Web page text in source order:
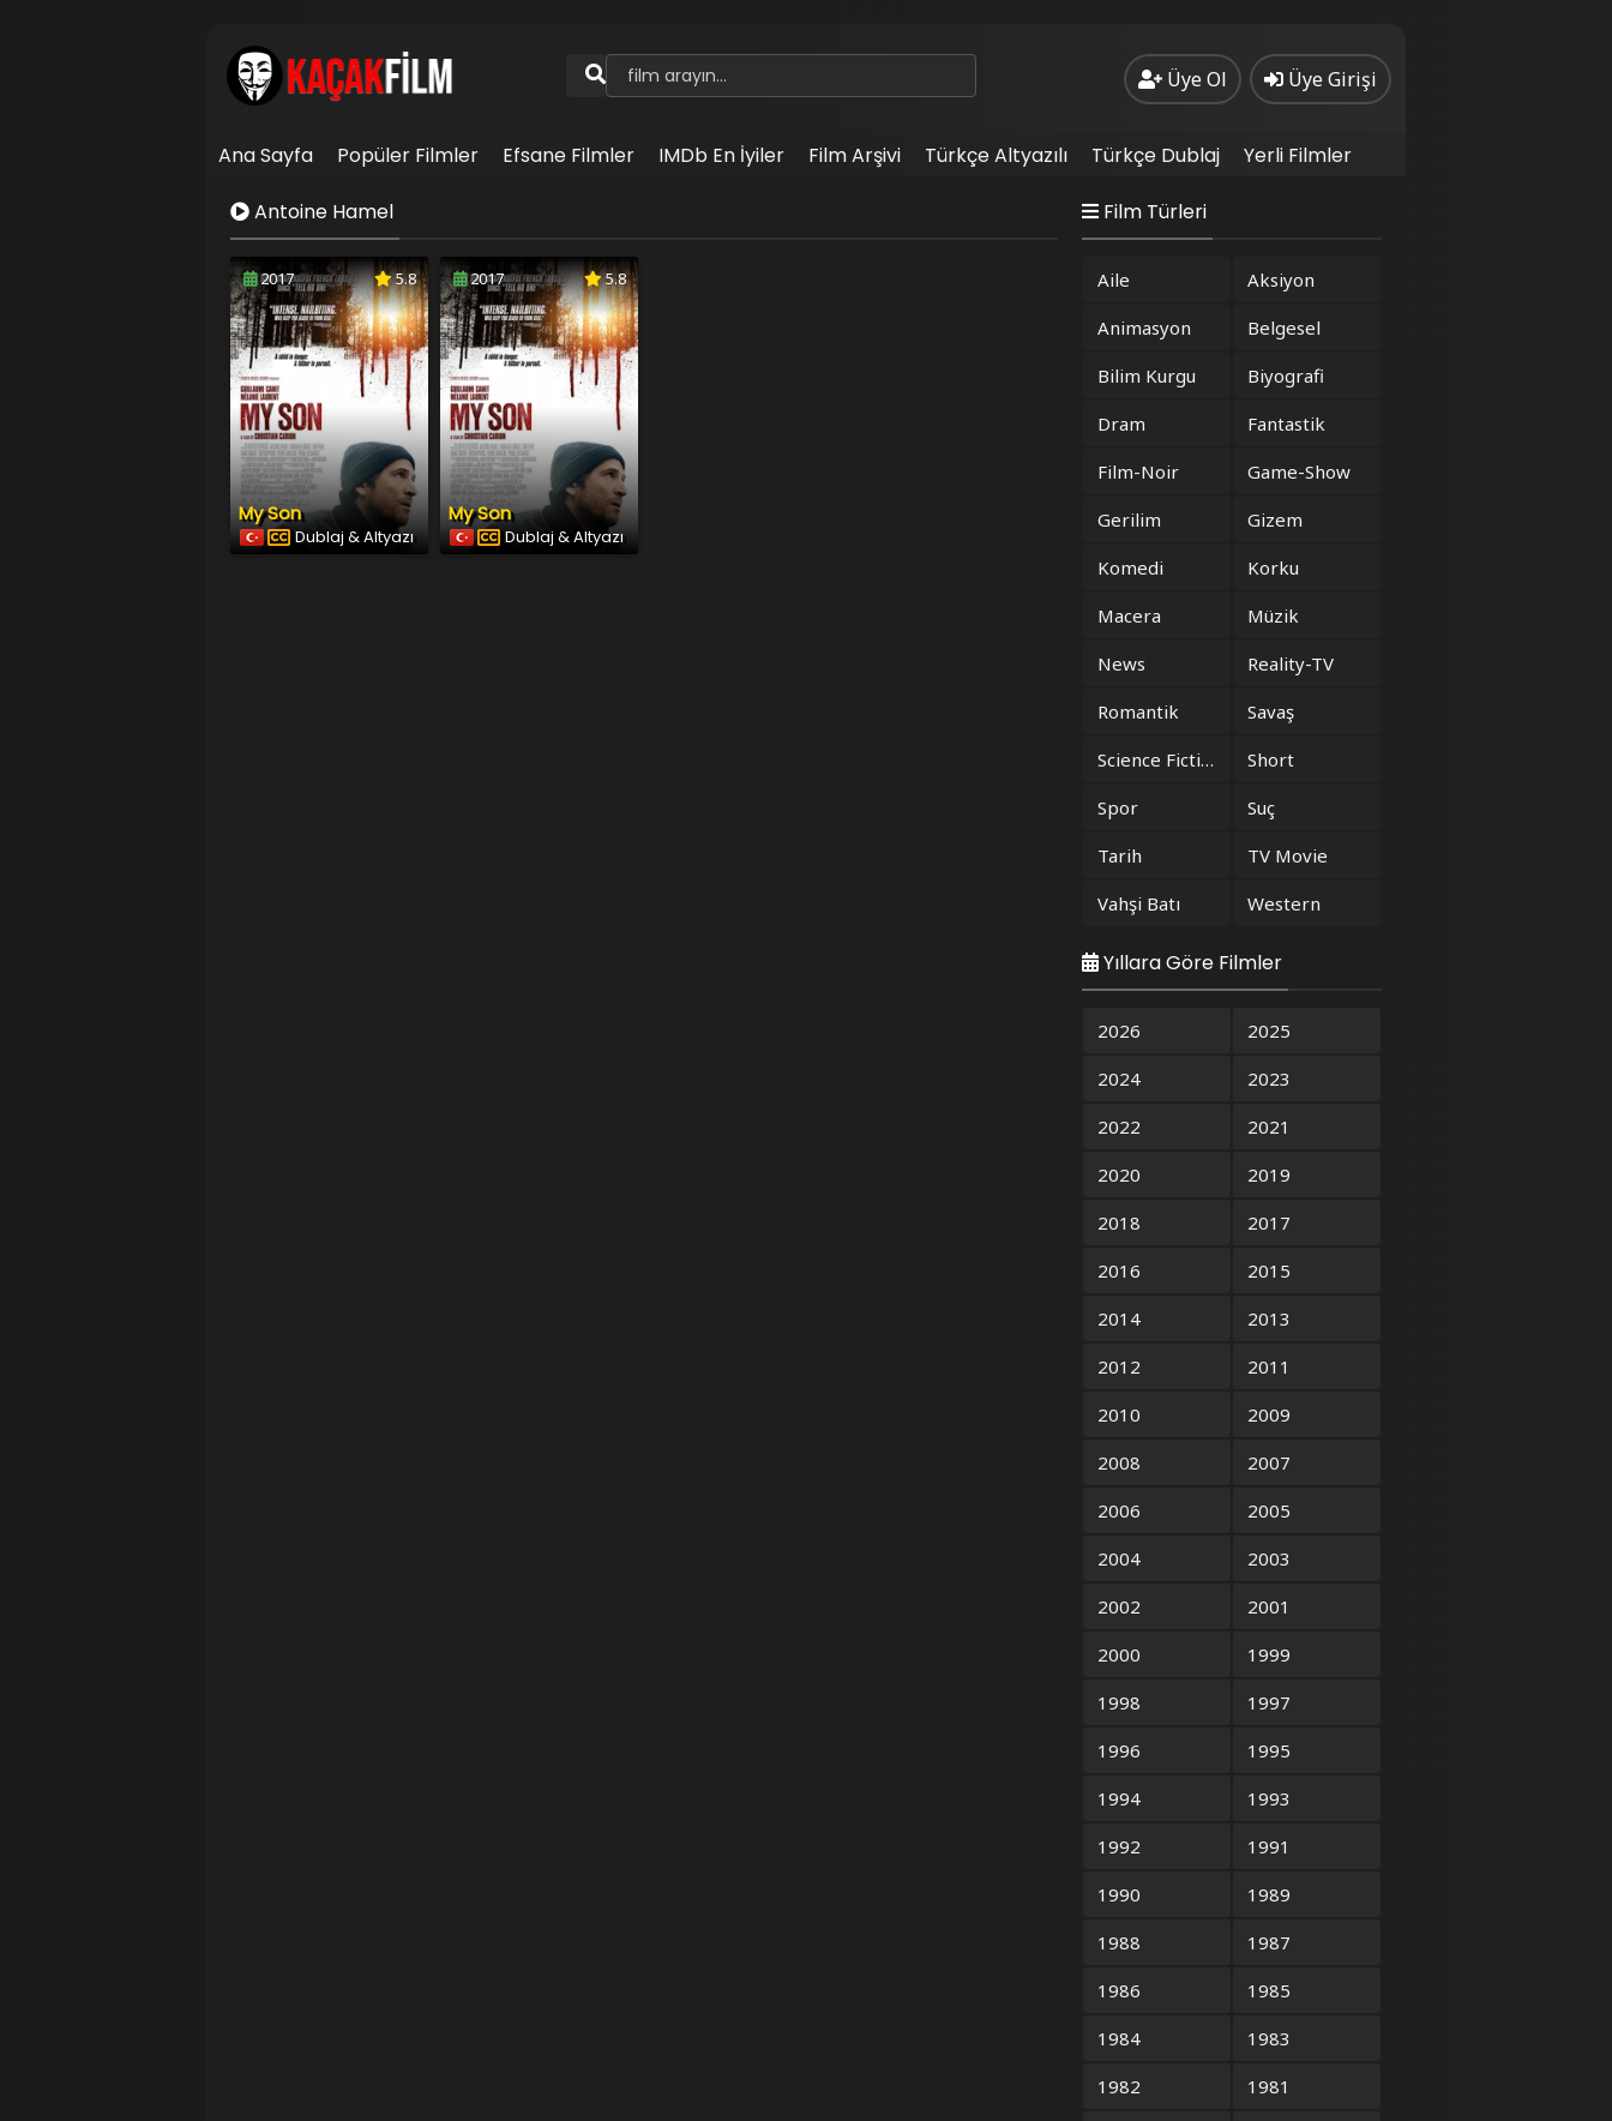
Üye Ol Üye Girişi
Ana Sayfa Popüler Filmler Efsane Filmler IMDb En İyiler Film Arşivi Türkçe Altyazılı Türkçe Dublaj
Yerli Filmler
İletişim
Antoine Hamel
2017 5.8
My Son
Dublaj & Altyazı
2017 5.8
My Son
Dublaj & Altyazı
Film Türleri
Aile
Aksiyon
Animasyon
Belgesel
Bilim Kurgu
Biyografi
Dram
Fantastik
Film-Noir
Game-Show
Gerilim
Gizem
Komedi
Korku
Macera
Müzik
News
Reality-TV
Romantik
Savaş
Science Fiction
Short
Spor
Suç
Tarih
TV Movie
Vahşi Batı
Western
Yıllara Göre Filmler
2026
2025
2024
2023
2022
2021
2020
2019
2018
2017
2016
2015
2014
2013
2012
2011
2010
2009
2008
2007
2006
2005
2004
2003
2002
2001
2000
1999
1998
1997
1996
1995
1994
1993
1992
1991
1990
1989
1988
1987
1986
1985
1984
1983
1982
1981